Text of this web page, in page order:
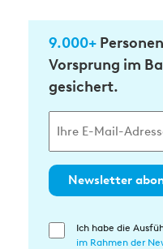
9.000+
Vorsprung im
gesichert.
Newsletter
Einwilligung
Ich habe die
im Rahmen der